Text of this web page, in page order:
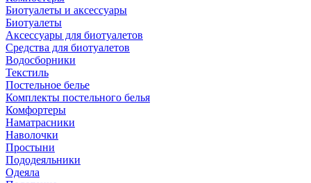
Биотуалеты и аксессуары
Биотуалеты
Аксессуары для биотуалетов
Средства для биотуалетов
Водосборники
Текстиль
Постельное белье
Комплекты постельного белья
Комфортеры
Наматрасники
Наволочки
Простыни
Пододеяльники
Одеяла